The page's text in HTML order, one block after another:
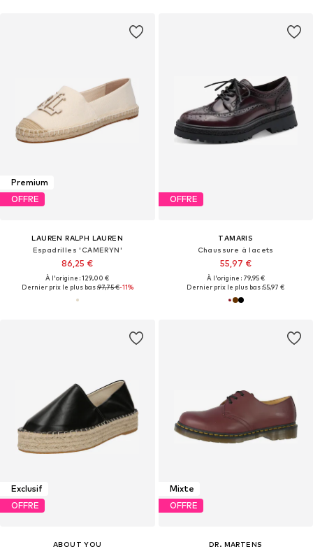
Premium
OFFRE
LAUREN RALPH LAUREN
Espadrilles 'CAMERYN'
86,25 €
À l'origine : 129,00 €
Dernier prix le plus bas :97,75 €-11%
OFFRE
TAMARIS
Chaussure à lacets
55,97 €
À l'origine : 79,95 €
Dernier prix le plus bas :55,97 €
Exclusif
OFFRE
ABOUT YOU
Mixte
OFFRE
DR. MARTENS